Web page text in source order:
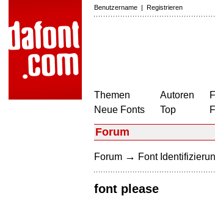
Benutzername | Registrieren
Themen
Neue Fonts
Autoren
Top
Forum
Forum → Font
font please